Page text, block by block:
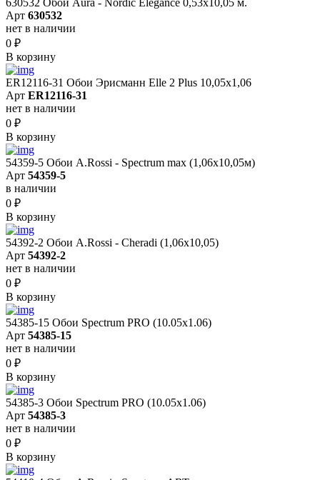
Арт 630532
нет в наличии
0 ₽
В корзину
ER12116-31 Обои Эрисманн Elle 2 Plus 10,05x1,06
Арт ER12116-31
нет в наличии
0 ₽
В корзину
54359-5 Обои A.Rossi - Spectrum max (1,06x10,05м)
Арт 54359-5
в наличии
0 ₽
В корзину
54392-2 Обои A.Rossi - Cheradi (1,06x10,05)
Арт 54392-2
нет в наличии
0 ₽
В корзину
54385-15 Обои Spectrum PRO (10.05х1.06)
Арт 54385-15
нет в наличии
0 ₽
В корзину
54385-3 Обои Spectrum PRO (10.05х1.06)
Арт 54385-3
нет в наличии
0 ₽
В корзину